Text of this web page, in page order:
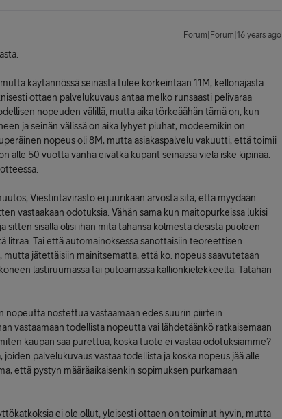
Forum|Forum|16 years ago
käytännössä seinästä tulee korkeintaan 11M, kellonajasta
ottaen palvelukuvaus antaa melko runsaasti pelivaraa
nopeuden välillä, mutta aika törkeäähän tämä on, kun
ja seinän välissä on aika lyhyet piuhat, modeemikin on
nopeus oli 8M, mutta asiakaspalvelu vakuutti, että toimii
alle 50 vuotta vanha eivätkä kuparit seinässä vielä iske kipinää.
Viestintävirasto ei juurikaan arvosta sitä, että myydään
vastaakaan odotuksia. Vähän sama kun maitopurkeissa lukisi
sitten sisällä olisi ihan mitä tahansa kolmesta desistä puoleen
litraa. Tai että automainoksessa sanottaisiin teoreettisen
jätettäisiin mainitsematta, että ko. nopeus saavutetaan
lastiruumassa tai putoamassa kallionkielekkeeltä. Tätähän
nopeutta nostettua vastaamaan edes suurin piirtein
vastaamaan todellista nopeutta vai lähdetäänkö ratkaisemaan
kaupan saa purettua, koska tuote ei vastaa odotuksiamme?
palvelukuvaus vastaa todellista ja koska nopeus jää alle
että pystyn määräaikaisenkin sopimuksen purkamaan
ei ole ollut, yleisesti ottaen on toiminut hyvin, mutta